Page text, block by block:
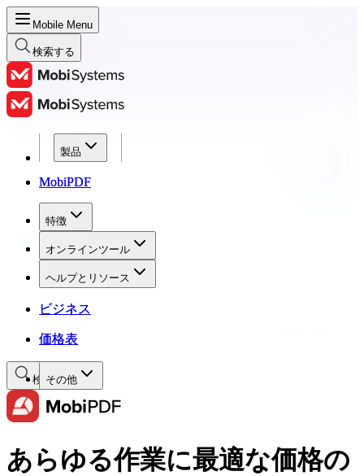
Mobile Menu
検索する
製品
MobiPDF
特徴
オンラインツール
ヘルプとリソース
ビジネス
価格表
その他
製品
MobiPDF
特徴
オンラインツール
ヘルプとリソース
ビジネス
価格表
検索する
あらゆる作業に最適な価格の